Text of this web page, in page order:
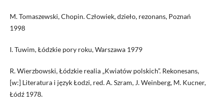
M. Tomaszewski, Chopin. Człowiek, dzieło, rezonans, Poznań
1998
I. Tuwim, Łódzkie pory roku, Warszawa 1979
R. Wierzbowski, Łódzkie realia „Kwiatów polskich”. Rekonesans,
[w:] Literatura i język Łodzi, red. A. Szram, J. Weinberg, M. Kucner,
Łódź 1978.